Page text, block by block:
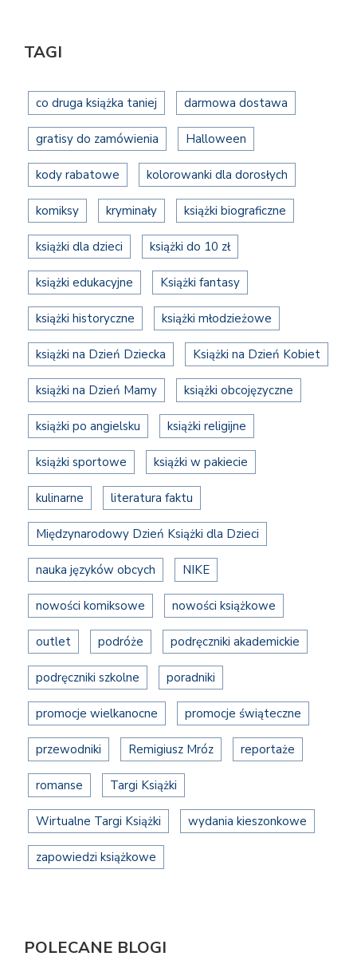
TAGI
co druga książka taniej darmowa dostawa
gratisy do zamówienia Halloween
kody rabatowe kolorowanki dla dorosłych
komiksy kryminały książki biograficzne
książki dla dzieci książki do 10 zł
książki edukacyjne Książki fantasy
książki historyczne książki młodzieżowe
książki na Dzień Dziecka Książki na Dzień Kobiet
książki na Dzień Mamy książki obcojęzyczne
książki po angielsku książki religijne
książki sportowe książki w pakiecie
kulinarne literatura faktu
Międzynarodowy Dzień Książki dla Dzieci
nauka języków obcych NIKE
nowości komiksowe nowości książkowe
outlet podróże podręczniki akademickie
podręczniki szkolne poradniki
promocje wielkanocne promocje świąteczne
przewodniki Remigiusz Mróz reportaże
romanse Targi Książki
Wirtualne Targi Książki wydania kieszonkowe
zapowiedzi książkowe
POLECANE BLOGI